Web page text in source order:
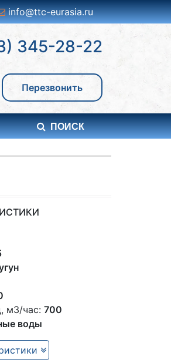
info@ttc-eurasia.ru
345-28-22
Перезвонить
ПОИСК
м3/час:700
воды